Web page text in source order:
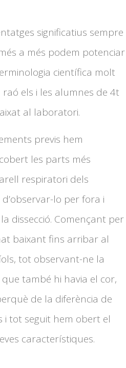
significatius sempre
a més podem potenciar
científica molt
els i les alumnes de 4t
al laboratori.
previs hem
les parts més
respiratori dels
lo per fora i
dissecció. Començant per
baixant fins arribar al
tot observant-ne la
també hi havia el cor,
de la diferència de
i tot seguit hem obert el
característiques.